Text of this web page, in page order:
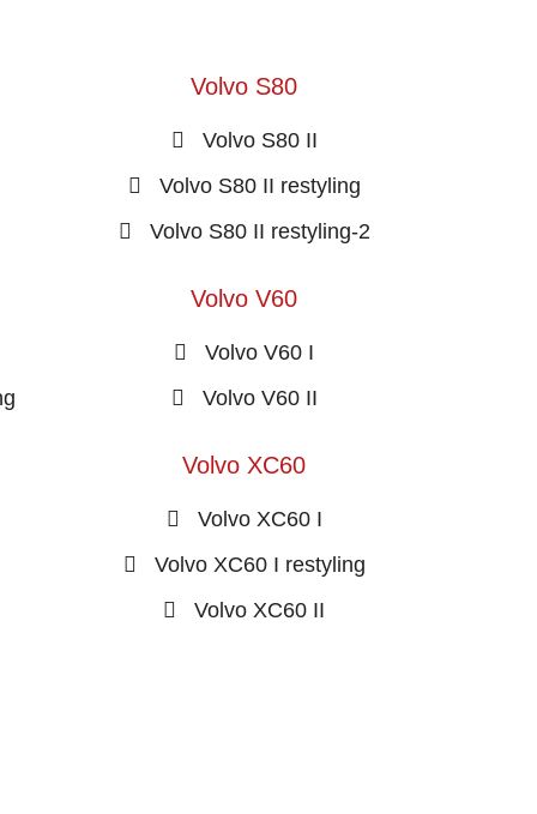
Volvo S80
Volvo S80 II
Volvo S80 II restyling
Volvo S80 II restyling-2
Volvo V60
Volvo V60 I
Volvo V60 II
Volvo XC60
Volvo XC60 I
Volvo XC60 I restyling
Volvo XC60 II